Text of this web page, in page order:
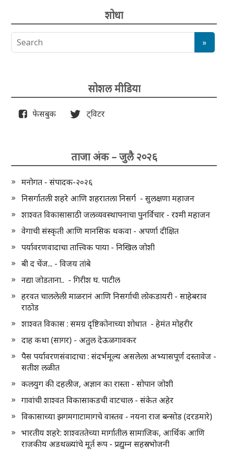
शोधा
सोशल मीडिया
फेसबुक ट्विटर
ताजा अंक – जुलै २०२६
मनोगत - संपादक-२०२६
निसर्गातली शहरे आणि शहरातला निसर्ग - सुलक्षणा महाजन
शाश्वत विकासासाठी जलव्यवस्थापनाचा पुनर्विचार - रश्मी महाजन
वेगाची संस्कृती आणि मानसिक थकवा - अपर्णा दीक्षित
पर्यावरणवादाचा तात्त्विक पाया - निखिल जोशी
बी द चेंज... - विजय तांबे
नद्या जोडताना.. - गिरीश घ. पाटील
हरवत चाललेली माळरानं आणि निसर्गाची लोकडायरी - साहेबराव
राठोड
शाश्वत विकास : समग्र दृष्टिकोनाच्या शोधात - हेमंत मोहरीर
दाह कथा (सागर) - अतुल देऊळगावकर
पैस पर्यावरणसंवादाचा : संदर्भमूल्य असलेला अभ्यासपूर्ण दस्तावेज -
सतीश लळीत
कलयुग की दहलीज, अज्ञान का रास्ता - सोपान जोशी
गावांची शाश्वत विकासाकडची वाटचाल - संकेत अहेर
विकासाच्या झगमगाटामागचे वास्तव - नयना राज बन्सोड (दरडमारे)
भारतीय शहरे: शाश्वततेच्या मार्गातील सामाजिक, आर्थिक आणि
राजकीय अडथळ्यांचे मूर्त रूप - प्रद्युम्न सहस्रभोजनी